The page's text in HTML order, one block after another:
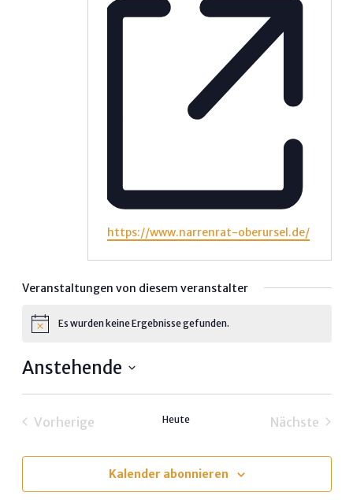
Webseite
https://www.narrenrat-oberursel.de/
Veranstaltungen von diesem veranstalter
HinweisEs wurden keine Ergebnisse gefunden.
Anstehende
Vorherige
Heute
Nächste
Kalender abonnieren